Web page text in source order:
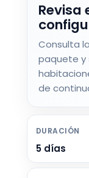
Revisa
Consulta
paquete y
de
DURACIÓN
5 días